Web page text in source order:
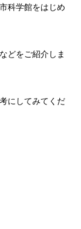
科学館をはじめ
どをご紹介しま
にしてみてくだ